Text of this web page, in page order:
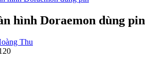
hình Doraemon dùng pin
Thu